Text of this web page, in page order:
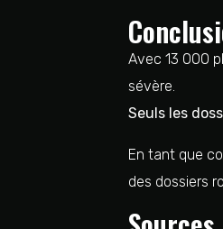
Avec 13 000
sévère.
Seuls les
En tant que
des dossiers